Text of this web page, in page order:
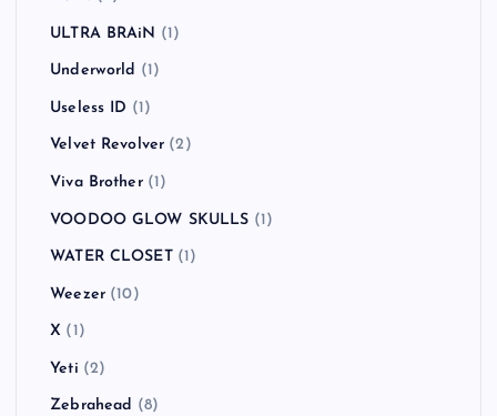
ULTRA BRAiN (1)
Underworld (1)
Useless ID (1)
Velvet Revolver (2)
Viva Brother(1)
VOODOO GLOW SKULLS (1)
WATER CLOSET(1)
Weezer(10)
X (1)
Yeti (2)
Zebrahead (8)